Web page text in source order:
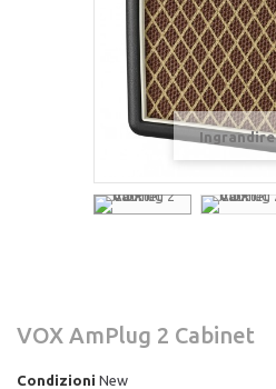
Ingrandire
VOX AmPlug 2 Cabinet
Condizioni New